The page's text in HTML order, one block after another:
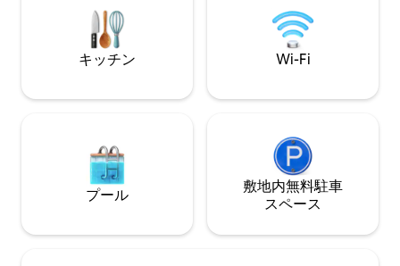
す）。 コンドミニアムのコートや遊具は
ご利用いただけません。
います。
キッチン Wi-Fi
プール
敷地内無料駐⁠車
ス⁠ペ⁠ー⁠ス